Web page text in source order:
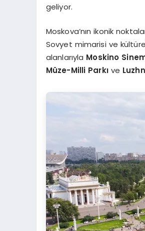
geliyor.
Moskova’nın ikonik
Sovyet mimarisi ve
alanlarıyla Moskino
Müze-Milli Parkıve